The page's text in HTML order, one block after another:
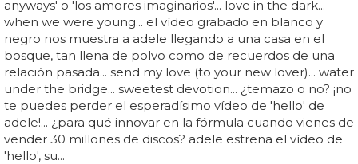
anyways' o 'los amores imaginarios'... love in the dark...
when we were young... el vídeo grabado en blanco y
negro nos muestra a adele llegando a una casa en el
bosque, tan llena de polvo como de recuerdos de una
relación pasada... send my love (to your new lover)... water
under the bridge... sweetest devotion... ¿temazo o no? ¡no
te puedes perder el esperadísimo vídeo de 'hello' de
adele!... ¿para qué innovar en la fórmula cuando vienes de
vender 30 millones de discos? adele estrena el vídeo de
'hello', su...